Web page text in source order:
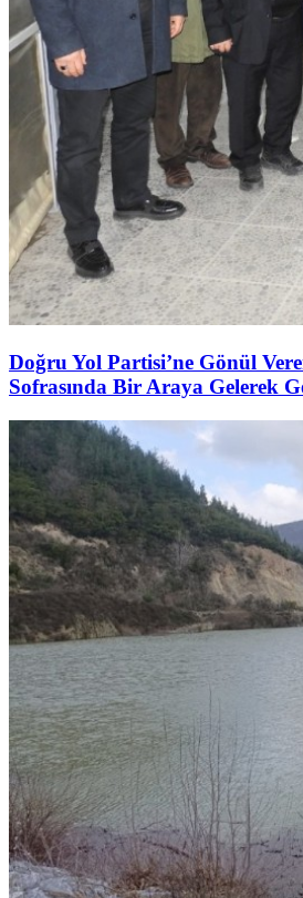
Doğru Yol Partisi’ne Gönül
Sofrasında Bir Araya Gelerek